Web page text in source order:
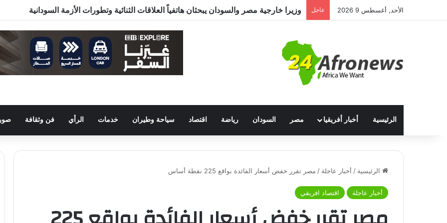
الأحد, أغسطس 9 2026 عاجل وزيرا خارجية مصر والسودان يبحثان هاتفياً العلاقات الثنائية وتطورات الأزمة السودانية
الرئيسية أخبار أفريقيا مصر السودان رياضة اقتصاد سياحة وطيران خدمات الرأي فن وثقافة
الرئيسية / أخبار عاجلة / مصر تقرر خفض أسعار الفائدة بواقع 225 نقطة أساس
أخبار عاجلة اقتصاد افريقي